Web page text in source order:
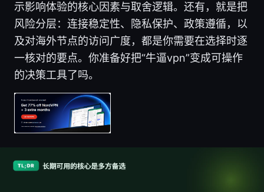
示影响体验的核心因素与取舍逻辑。还有，就是把
风险分层：连接稳定性、隐私保护、政策遵循，以
及对海外节点的访问广度，都是你需要在选择时逐
一核对的要点。你准备好把“牛逼vpn”变成可操作
的决策工具了吗。